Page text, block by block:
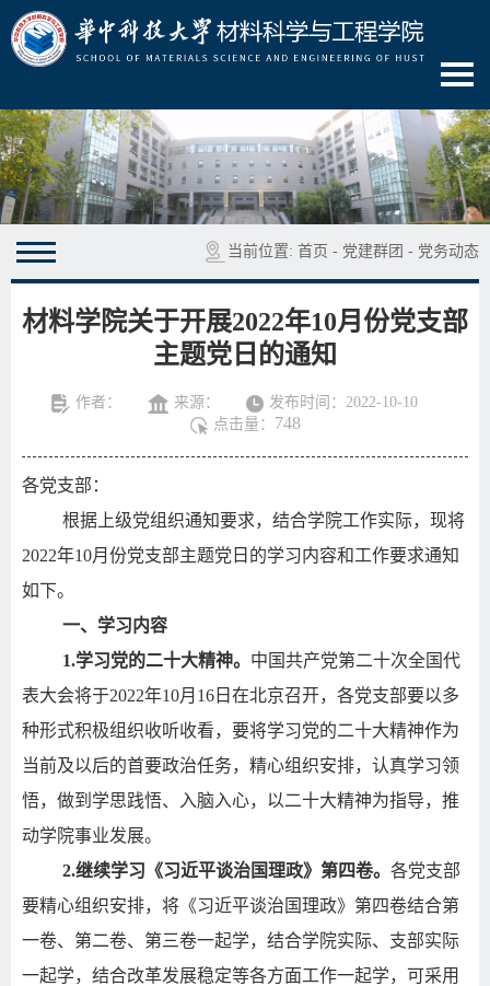
当前位置: 首页 - 党建群团 - 党务动态
材料学院关于开展2022年10月份党支部
主题党日的通知
作者： 来源：
发布时间：2022-10-10
点击量： 748
各党支部：
根据上级党组织通知要求，结合学院工作实际，现将
2022年10月份党支部主题党日的学习内容和工作要求通知
如下。
一、学习内容
1.学习党的二十大精神。 中国共产党第二十次全国代
表大会将于2022年10月 16 日在北京召开，各党支部要以多
种形式积极组织收听收看，要将学习党的二十大精神作为
当前及以后的首要政治任务，精心组织安排，认真学习领
悟，做到学思践悟、入脑入心，以二十大精神为指导，推
动学院事业发展。
2.继续学习《习近平谈治国理政》第四卷。 各党支部
要精心组织安排，将《习近平谈治国理政》第四卷结合第
一卷、第二卷、第三卷一起学，结合学院实际、支部实际
一起学，结合改革发展稳定等各方面工作一起学，可采用